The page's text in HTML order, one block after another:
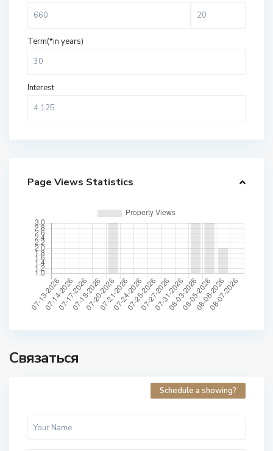
Term(*in years)
Interest
Page Views Statistics
Связаться
Schedule a showing?